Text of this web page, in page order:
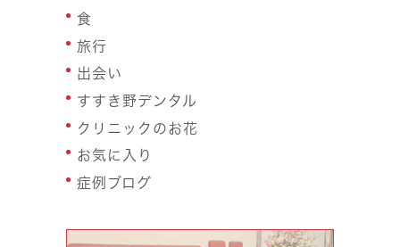
食
旅行
出会い
すすき野デンタル
クリニックのお花
お気に入り
症例ブログ